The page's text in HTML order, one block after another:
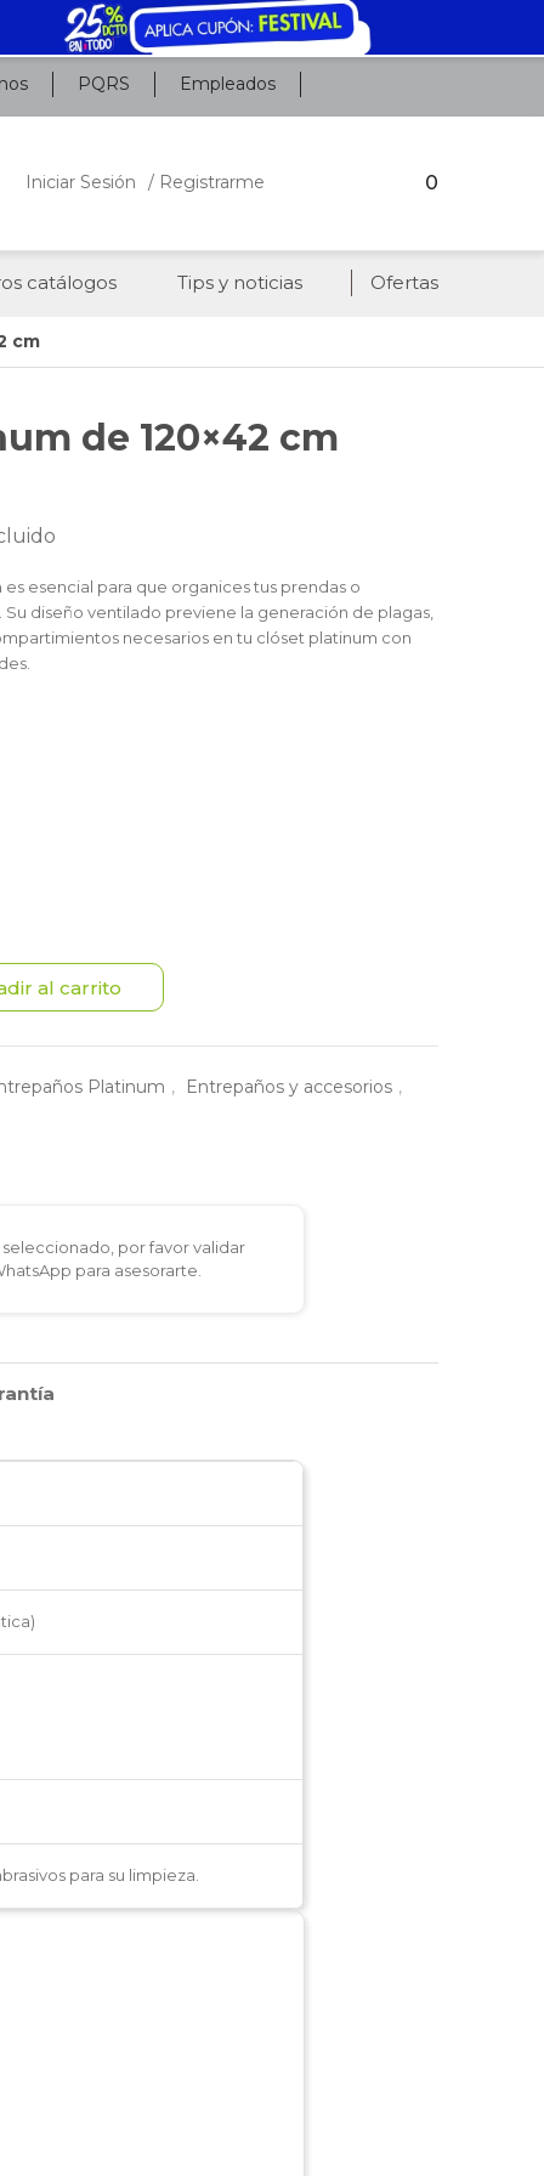
PQRS Empleados
Iniciar Sesión / Registrarme 0
catálogos Tips y noticias Ofertas
cm
de 120×42 cm
es esencial para que organices tus prendas o
diseño ventilado previene la generación de plagas,
necesarios en tu clóset platinum con
al carrito
Platinum , Entrepaños y accesorios ,
por favor validar
para asesorarte.
para su limpieza.